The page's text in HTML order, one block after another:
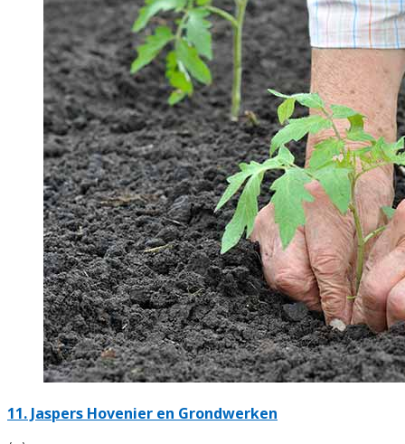
11. Jaspers Hovenier en Grondwerken